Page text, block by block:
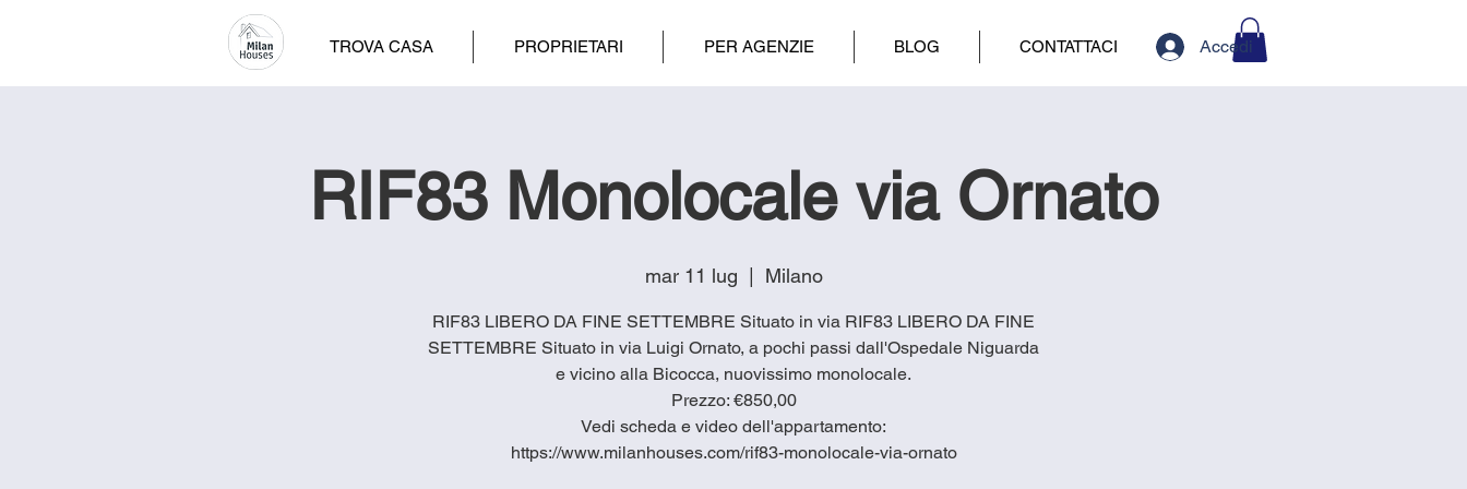
TROVA CASA PROPRIETARI PER AGENZIE BLOG CONTATTACI Accedi
RIF83 Monolocale via Ornato
mar 11 lug
  |
Milano
RIF83 LIBERO DA FINE SETTEMBRE Situato in via RIF83 LIBERO DA FINE
SETTEMBRE Situato in via Luigi Ornato, a pochi passi dall'Ospedale Niguarda
e vicino alla Bicocca, nuovissimo monolocale.
Prezzo: €850,00
Vedi scheda e video dell'appartamento:
https://www.milanhouses.com/rif83-monolocale-via-ornato